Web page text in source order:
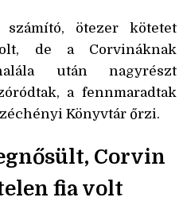
ötezer kötetet
de a Corvináknak
után nagyrészt
a fennmaradtak
Könyvtár őrzi.
Corvin
fia volt